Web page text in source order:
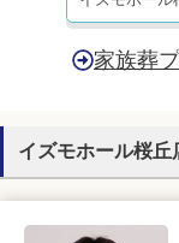
家族葬
イズモホール桜